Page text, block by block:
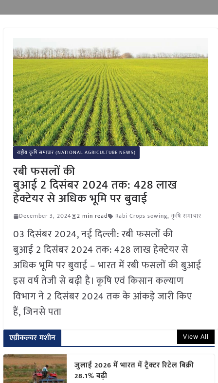
राष्ट्रीय कृषि समाचार (NATIONAL AGRICULTURE NEWS)
रबी फसलों की
बुआई 2 दिसंबर 2024 तक: 428 लाख
हेक्टेयर से अधिक भूमि पर बुवाई
December 3, 2024 2 min read Rabi Crops sowing, कृषि समाचार
03 दिसंबर 2024, नई दिल्ली: रबी फसलों की
बुआई 2 दिसंबर 2024 तक: 428 लाख हेक्टेयर से
अधिक भूमि पर बुवाई – भारत में रबी फसलों की बुआई
इस वर्ष तेजी से बढ़ी है। कृषि एवं किसान कल्याण
विभाग ने 2 दिसंबर 2024 तक के आंकड़े जारी किए
हैं, जिनसे पता
एग्रीकल्चर मशीन View All
जुलाई 2026 में भारत में ट्रैक्टर रिटेल बिक्री
28.1% बढ़ी